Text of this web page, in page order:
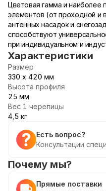
Цветовая гамма и наиболее
элементов (от проходной и
антенных насадок и
способствуют
при индивидуальном и
Характеристики
Размер
330 х 420 мм
Высота профиля
25 мм
Вес 1 черепицы
4,5 кг
Есть вопрос?
Консультации
Почему мы?
Прямые поставки